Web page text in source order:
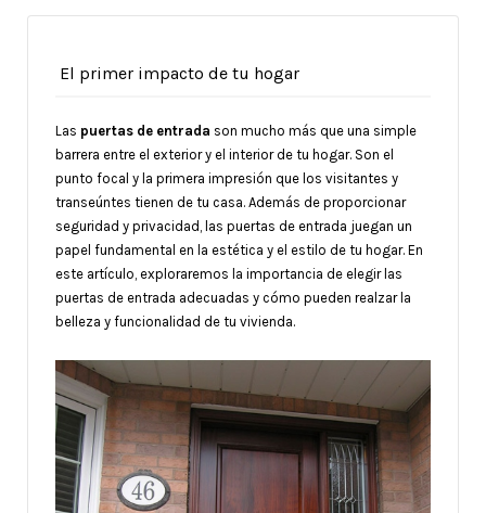
El primer impacto de tu hogar
Las puertas de entrada son mucho más que una simple
barrera entre el exterior y el interior de tu hogar. Son el
punto focal y la primera impresión que los visitantes y
transeúntes tienen de tu casa. Además de proporcionar
seguridad y privacidad, las puertas de entrada juegan un
papel fundamental en la estética y el estilo de tu hogar. En
este artículo, exploraremos la importancia de elegir las
puertas de entrada adecuadas y cómo pueden realzar la
belleza y funcionalidad de tu vivienda.